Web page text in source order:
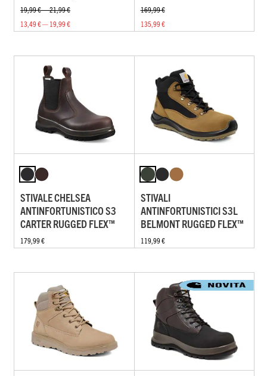
19,99 € — 21,99 €
13,49 € — 19,99 €
169,99 €
135,99 €
STIVALE CHELSEA
ANTINFORTUNISTICO S3
CARTER RUGGED FLEX™
179,99 €
STIVALI
ANTINFORTUNISTICI S3L
BELMONT RUGGED FLEX™
119,99 €